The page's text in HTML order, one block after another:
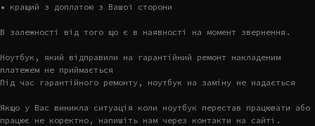
• кращий з доплатою з Вашої сторони
В залежності від того що є в наявності на момент звернення.
Ноутбук, який відправили на гарантійний ремонт накладеним
платежем не приймається
Під час гарантійного ремонту, ноутбук на заміну не надається
Якщо у Вас виникла ситуація коли ноутбук перестав працювати або
працює не коректно, напишіть нам через контакти на сайті.